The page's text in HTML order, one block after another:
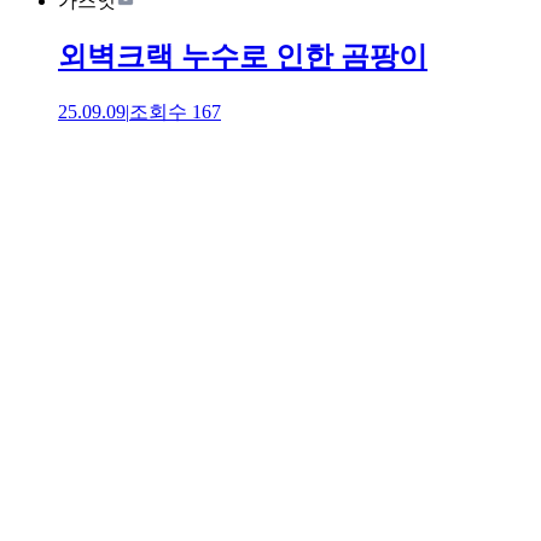
외벽크랙 누수로 인한 곰팡이
25.09.09|조회수 167